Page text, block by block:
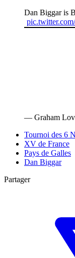
Dan Biggar is
— Graham
Tournoi des 6
XV de France
Pays de Galles
Dan Biggar
Partager